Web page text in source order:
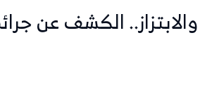
والابتزاز.. الكشف عن